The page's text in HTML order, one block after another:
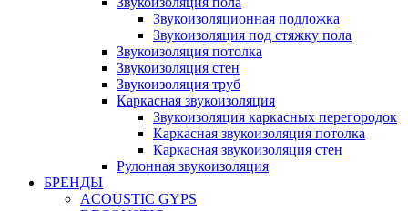
Звукоизоляционная подложка
Звукоизоляция под стяжку пола
Звукоизоляция потолка
Звукоизоляция стен
Звукоизоляция труб
Каркасная звукоизоляция
Звукоизоляция каркасных перегородок
Каркасная звукоизоляция потолка
Каркасная звукоизоляция стен
Рулонная звукоизоляция
БРЕНДЫ
ACOUSTIC GYPS